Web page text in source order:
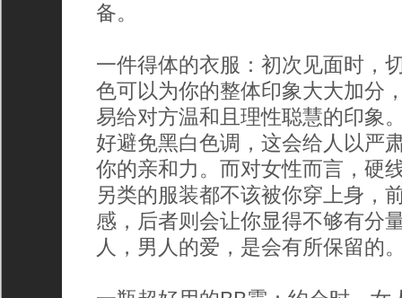
备。
一件得体的衣服：初次见面时，
色可以为你的整体印象大大加分
易给对方温和且理性聪慧的印象
好避免黑白色调，这会给人以严
你的亲和力。而对女性而言，硬
另类的服装都不该被你穿上身，
感，后者则会让你显得不够有分
人，男人的爱，是会有所保留的